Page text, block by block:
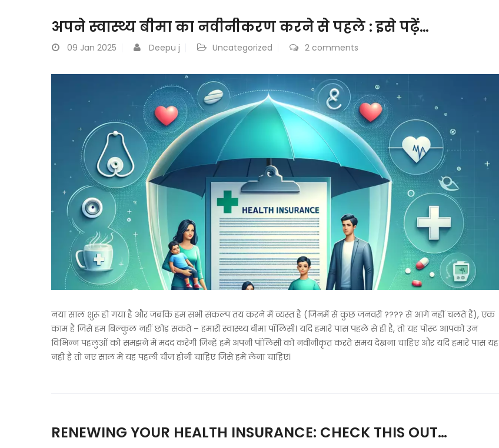
अपने स्वास्थ्य बीमा का नवीनीकरण करने से पहले : इसे पढ़ें…
09 Jan 2025 Deepu j Uncategorized 2 comments
नया साल शुरू हो गया है और जबकि हम सभी संकल्प तय करने में व्यस्त हैं (जिनमें से कुछ जनवरी ???? से आगे नहीं चलते हैं), एक
काम है जिसे हम बिल्कुल नहीं छोड़ सकते – हमारी स्वास्थ्य बीमा पॉलिसी। यदि हमारे पास पहले से ही है, तो यह पोस्ट आपको उन
विभिन्न पहलुओं को समझने में मदद करेगी जिन्हें हमें अपनी पॉलिसी को नवीनीकृत करते समय देखना चाहिए और यदि हमारे पास यह
नहीं है तो नए साल में यह पहली चीज होनी चाहिए जिसे हमें लेना चाहिए।
RENEWING YOUR HEALTH INSURANCE: CHECK THIS OUT…